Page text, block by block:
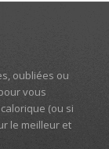
oubliées ou
vous
(ou si
le meilleur et